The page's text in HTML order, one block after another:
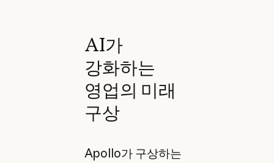
AI가
강화하는
영업의 미래
구상
Apollo가 구상하는